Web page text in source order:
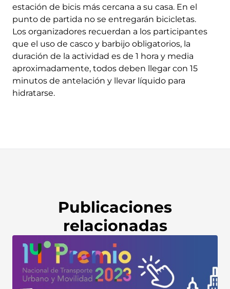
estación de bicis más cercana a su casa. En el
punto de partida no se entregarán bicicletas.
Los organizadores recuerdan a los participantes
que el uso de casco y barbijo obligatorios, la
duración de la actividad es de 1 hora y media
aproximadamente, todos deben llegar con 15
minutos de antelación y llevar líquido para
hidratarse.
Publicaciones
relacionadas